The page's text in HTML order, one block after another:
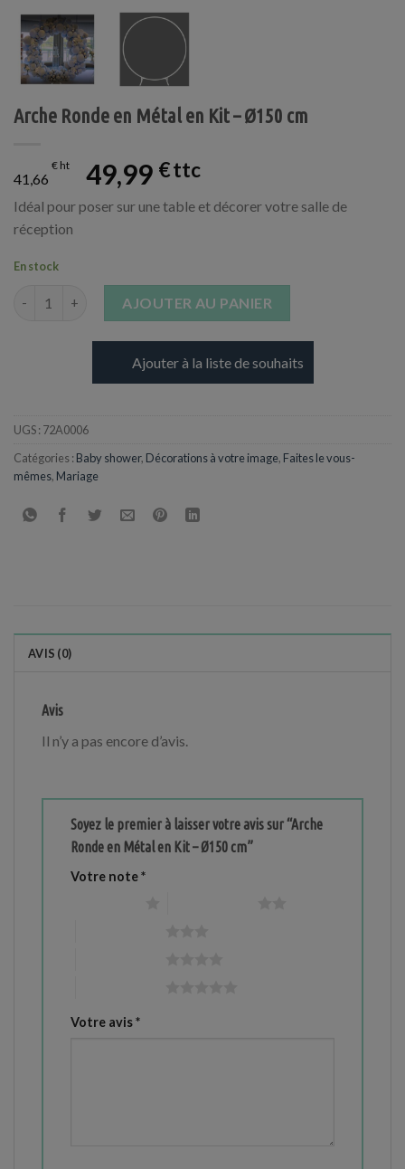
Arche Ronde en Métal en Kit – Ø150 cm
41,66
€ 49,99 €
Idéal pour poser sur une table et décorer votre salle de
réception
En stock
AJOUTER AU PANIER
Ajouter à la liste de souhaits
UGS : 72A0006
Catégories : Baby shower, Décorations à votre image, Faites le vous-
mêmes, Mariage
AVIS (0)
Avis
Il n’y a pas encore d’avis.
Soyez le premier à laisser votre avis sur “Arche
Ronde en Métal en Kit – Ø150 cm”
Votre note*
Votre avis*